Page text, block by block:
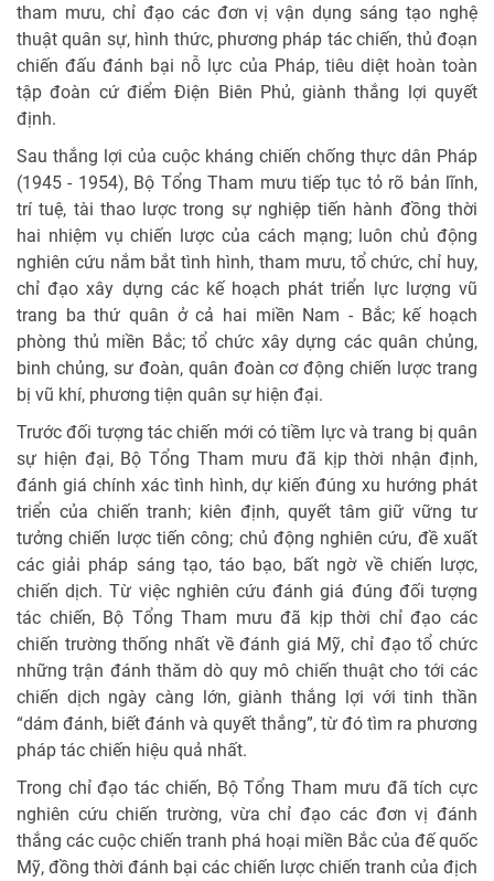
tham mưu, chỉ đạo các đơn vị vận dụng sáng tạo nghệ
thuật quân sự, hình thức, phương pháp tác chiến, thủ đoạn
chiến đấu đánh bại nỗ lực của Pháp, tiêu diệt hoàn toàn
tập đoàn cứ điểm Điện Biên Phủ, giành thắng lợi quyết
định.
Sau thắng lợi của cuộc kháng chiến chống thực dân Pháp
(1945 - 1954), Bộ Tổng Tham mưu tiếp tục tỏ rõ bản lĩnh,
trí tuệ, tài thao lược trong sự nghiệp tiến hành đồng thời
hai nhiệm vụ chiến lược của cách mạng; luôn chủ động
nghiên cứu nắm bắt tình hình, tham mưu, tổ chức, chỉ huy,
chỉ đạo xây dựng các kế hoạch phát triển lực lượng vũ
trang ba thứ quân ở cả hai miền Nam - Bắc; kế hoạch
phòng thủ miền Bắc; tổ chức xây dựng các quân chủng,
binh chủng, sư đoàn, quân đoàn cơ động chiến lược trang
bị vũ khí, phương tiện quân sự hiện đại.
Trước đối tượng tác chiến mới có tiềm lực và trang bị quân
sự hiện đại, Bộ Tổng Tham mưu đã kịp thời nhận định,
đánh giá chính xác tình hình, dự kiến đúng xu hướng phát
triển của chiến tranh; kiên định, quyết tâm giữ vững tư
tưởng chiến lược tiến công; chủ động nghiên cứu, đề xuất
các giải pháp sáng tạo, táo bạo, bất ngờ về chiến lược,
chiến dịch. Từ việc nghiên cứu đánh giá đúng đối tượng
tác chiến, Bộ Tổng Tham mưu đã kịp thời chỉ đạo các
chiến trường thống nhất về đánh giá Mỹ, chỉ đạo tổ chức
những trận đánh thăm dò quy mô chiến thuật cho tới các
chiến dịch ngày càng lớn, giành thắng lợi với tinh thần
“dám đánh, biết đánh và quyết thắng”, từ đó tìm ra phương
pháp tác chiến hiệu quả nhất.
Trong chỉ đạo tác chiến, Bộ Tổng Tham mưu đã tích cực
nghiên cứu chiến trường, vừa chỉ đạo các đơn vị đánh
thắng các cuộc chiến tranh phá hoại miền Bắc của đế quốc
Mỹ, đồng thời đánh bại các chiến lược chiến tranh của địch